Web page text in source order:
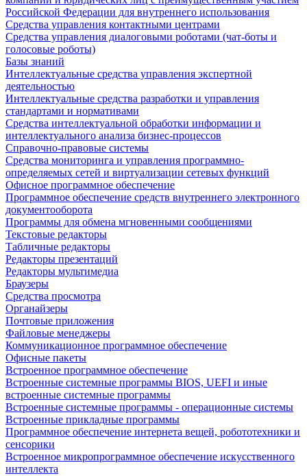
Российской Федерации для внутреннего использования
Средства управления контактными центрами
Средства управления диалоговыми роботами (чат-боты и
голосовые роботы)
Базы знаний
Интеллектуальные средства управления экспертной
деятельностью
Интеллектуальные средства разработки и управления
стандартами и нормативами
Средства интеллектуальной обработки информации и
интеллектуального анализа бизнес-процессов
Справочно-правовые системы
Средства мониторинга и управления программно-
определяемых сетей и виртуализации сетевых функций
Офисное программное обеспечение
Программное обеспечение средств внутреннего электронного
документооборота
Программы для обмена мгновенными сообщениями
Текстовые редакторы
Табличные редакторы
Редакторы презентаций
Редакторы мультимедиа
Браузеры
Средства просмотра
Органайзеры
Почтовые приложения
Файловые менеджеры
Коммуникационное программное обеспечение
Офисные пакеты
Встроенное программное обеспечение
Встроенные системные программы BIOS, UEFI и иные
встроенные системные программы
Встроенные системные программы - операционные системы
Встроенные прикладные программы
Программное обеспечение интернета вещей, робототехники и
сенсорики
Встроенное микропрограммное обеспечение искусственного
интеллекта